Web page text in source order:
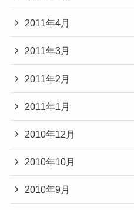
2011年4月
2011年3月
2011年2月
2011年1月
2010年12月
2010年10月
2010年9月